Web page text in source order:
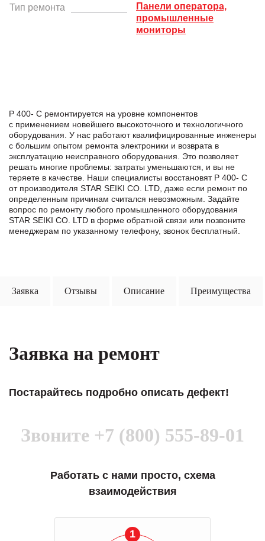
Тип ремонта
Панели оператора,
промышленные
мониторы
P 400- C ремонтируется на уровне компонентов
с применением новейшего высокоточного и технологичного
оборудования. У нас работают квалифицированные инженеры
с большим опытом ремонта электроники и возврата в
эксплуатацию неисправного оборудования. Это позволяет
решать многие проблемы: затраты уменьшаются, и вы не
теряете в качестве. Наши специалисты восстановят P 400- C
от производителя STAR SEIKI CO. LTD, даже если ремонт по
определенным причинам считался невозможным. Задайте
вопрос по ремонту любого промышленного оборудования
STAR SEIKI CO. LTD в формe обратной связи или позвоните
менеджерам по указанному телефону, звонок бесплатный.
Заявка Отзывы Описание Преимущества
Заявка на ремонт
Постарайтесь подробно описать дефект!
Звоните +7 (800) 555-89-01
Работать с нами просто, схема
взаимодействия
1